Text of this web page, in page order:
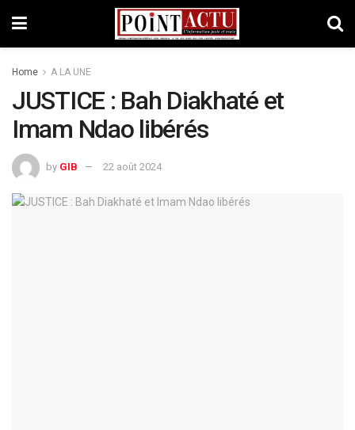
Home A LA UNE
JUSTICE : Bah Diakhaté et
Imam Ndao libérés
by GIB 22 août 2024